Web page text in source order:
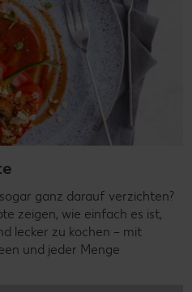
ganz darauf verzichten?
zeigen, wie einfach es ist,
lecker zu kochen – mit
und jeder Menge